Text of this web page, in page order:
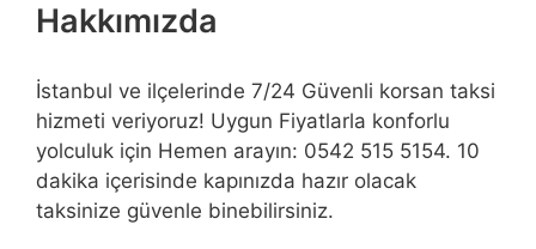
Hakkımızda
İstanbul ve ilçelerinde 7/24 Güvenli korsan taksi
hizmeti veriyoruz! Uygun Fiyatlarla konforlu
yolculuk için Hemen arayın: 0542 515 5154. 10
dakika içerisinde kapınızda hazır olacak
taksinize güvenle binebilirsiniz.